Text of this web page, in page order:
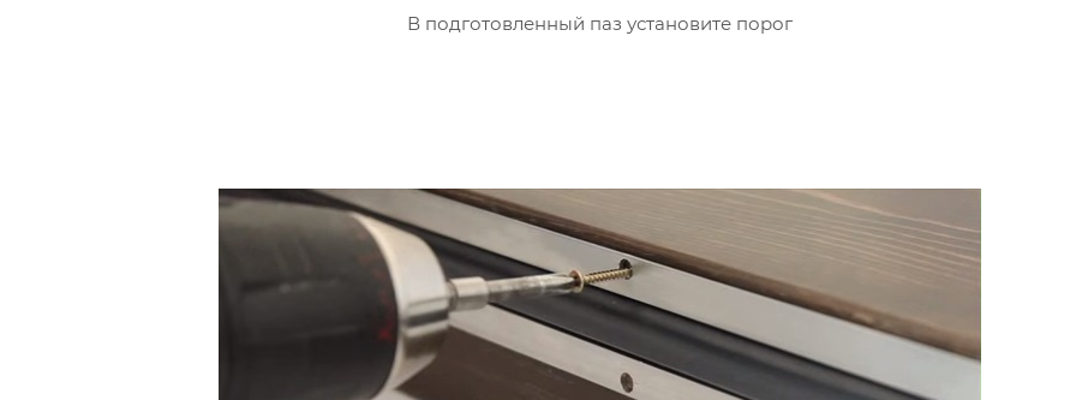
В подготовленный паз установите порог